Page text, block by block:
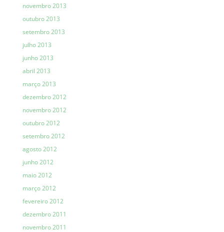
novembro 2013
outubro 2013
setembro 2013
julho 2013
junho 2013
abril 2013
março 2013
dezembro 2012
novembro 2012
outubro 2012
setembro 2012
agosto 2012
junho 2012
maio 2012
março 2012
fevereiro 2012
dezembro 2011
novembro 2011